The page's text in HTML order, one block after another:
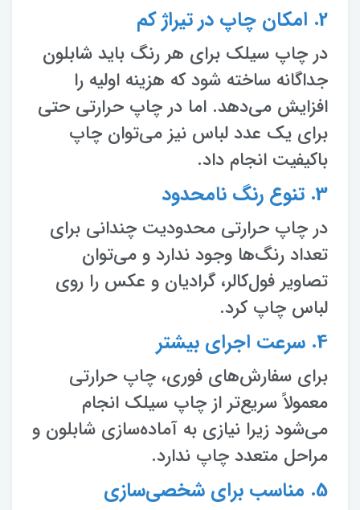
2. امکان چاپ در تیراژ کم
در چاپ سیلک برای هر رنگ باید شابلون
جداگانه ساخته شود که هزینه اولیه را
افزایش می‌دهد. اما در چاپ حرارتی حتی
برای یک عدد لباس نیز می‌توان چاپ
باکیفیت انجام داد.
3. تنوع رنگ نامحدود
در چاپ حرارتی محدودیت چندانی برای
تعداد رنگ‌ها وجود ندارد و می‌توان
تصاویر فول‌کالر، گرادیان و عکس را روی
لباس چاپ کرد.
4. سرعت اجرای بیشتر
برای سفارش‌های فوری، چاپ حرارتی
معمولاً سریع‌تر از چاپ سیلک انجام
می‌شود زیرا نیازی به آماده‌سازی شابلون و
مراحل متعدد چاپ ندارد.
5. مناسب برای شخصی‌سازی